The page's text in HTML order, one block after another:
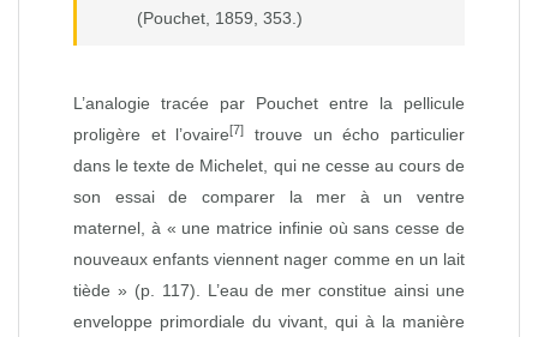
(Pouchet, 1859, 353.)
L’analogie tracée par Pouchet entre la pellicule
proligère et l’ovaire[7]
trouve un écho particulier
dans le texte de Michelet, qui ne cesse au cours de
son essai de comparer la mer à un ventre
maternel, à « une matrice infinie où sans cesse de
nouveaux enfants viennent nager comme en un lait
tiède » (p. 117). L’eau de mer constitue ainsi une
enveloppe primordiale du vivant, qui à la manière